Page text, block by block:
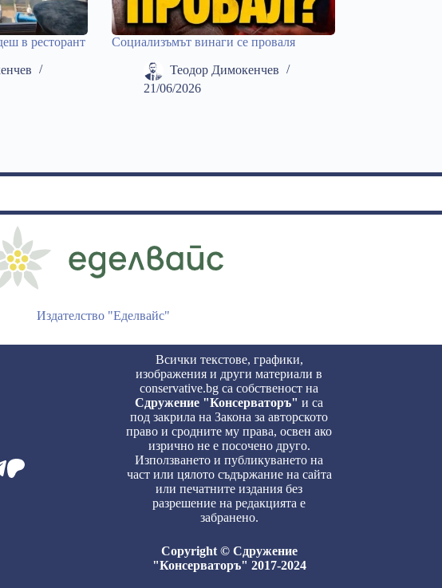
в ресторант Социализъмът винаги се проваля
Теодор Димокенчев
21/06/2026
Издателство "Еделвайс"
Всички текстове, графики,
изображения и други материали в
conservative.bg са собственост на
Сдружение "Консерваторъ" и са
под закрила на Закона за авторското
право и сродните му права, освен ако
изрично не е посочено друго.
Използването и публикуването на
част или цялото съдържание на сайта
или печатните издания без
разрешение на редакцията е
забранено.
Copyright © Сдружение
"Консерваторъ" 2017-2024